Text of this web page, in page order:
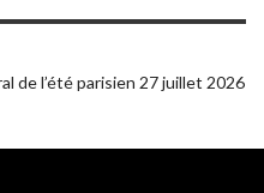
de l’été parisien 27 juillet 2026